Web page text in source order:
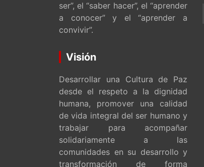
ser”, el “saber hacer”, el “aprender
a conocer” y el “aprender a
convivir”.
Visión
Desarrollar una Cultura de Paz
desde el respeto a la dignidad
humana, promover una calidad
de vida integral del ser humano y
trabajar para acompañar
solidariamente a las
comunidades en su desarrollo y
transformación de forma